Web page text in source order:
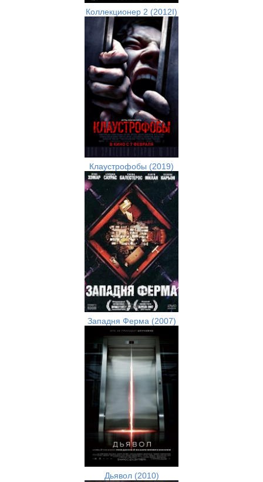
Коллекционер 2 (2012I)
Клаустрофобы (2019)
Западня Ферма (2007)
Дьявол (2010)